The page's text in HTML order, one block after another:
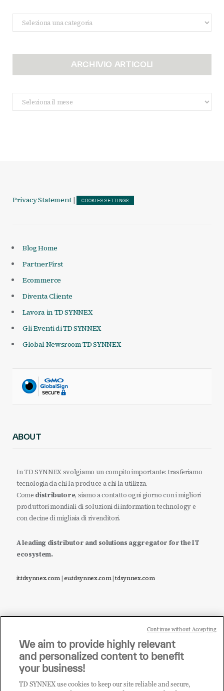
Categorie
ARCHIVIO ARTICOLI
Archivio
Articoli
Privacy Statement | COOKIES SETTINGS
Blog Home
PartnerFirst
Ecommerce
Diventa Cliente
Lavora in TD SYNNEX
Gli Eventi di TD SYNNEX
Global Newsroom TD SYNNEX
ABOUT
In TD SYNNEX svolgiamo un compito importante: trasferiamo
tecnologia da chi la produce a chi la utilizza.
Come distributore, siamo a contatto ogni giorno con i migliori
produttori mondiali di soluzioni di information technology e
con decine di migliaia di rivenditori.
A leading distributor and solutions aggregator for the IT
ecosystem.
it.tdsynnex.com|eu.tdsynnex.com|tdsynnex.com
Sei un rivenditore di tecnologia e desideri acquistare
i prodotti o le soluzioni trattate sul blog?
CLICCA QUI E DIVENTA
CLIENTE TD SYNNEX
We aim to provide highly relevant
and personalized content to benefit
your business!
TD SYNNEX use cookies to keep our site reliable and secure,
Continue without Accepting